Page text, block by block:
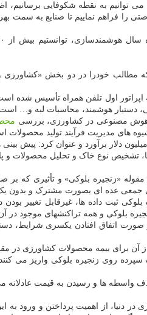
توانیم به نقطه شکوفایی
را فراهم نماییم تا صنایع به سمت
که مطالب خودرا در دو بخش
اول تلفن همراه تأسیس
دستیار هوشمند، محاسبات لبه و…
هوش مصنوعی در کشاورزی، بررسی
های مدیریت فرآیند تولید محصولات
تشخیص نوع خاک و تحلیل محصولات و
«زنجیره بلوکی» و تأثیری که بر
جمعی عده ای بصورت مشترک و
ثبت داده ها، غیرقابل تغییر
بلوکی و همه تراکنشهای موجود در
اتفاق افتادن یکسری شرایط،
آن برای بیمه محصولات کشاورزی در
روی زنجیره بلوکی واریز می
واسطه ها و رسیدن به قیمت عادلانه
در دنیا، از اهمیت پرداختن و ورود